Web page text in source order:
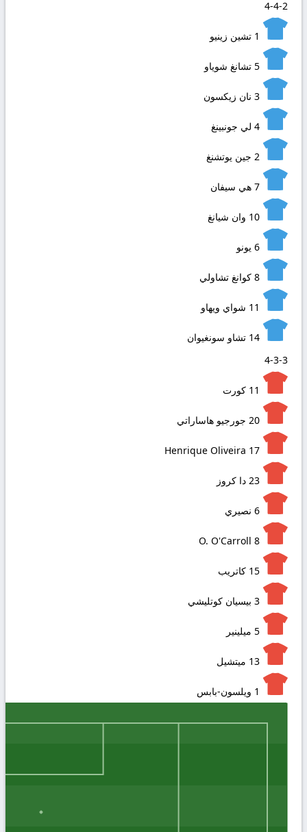
4-4-2
1 تشين زينيو
5 تشانغ شوياو
3 نان زيكسون
4 لي جونبينغ
2 جين يوتشنغ
7 هي سيفان
10 وان شيانغ
6 يونو
8 كوانغ تشاولي
11 شواي ويهاو
14 تشاو سونغيوان
4-3-3
11 كورت
20 جورجيو هاساراتي
17
Henrique Oliveira
23 دا كروز
6 نصيري
8
O. O'Carroll
15 كاتريب
3 بيسيان كوتليشي
5 ميلينير
13 ميتشيل
1 ويلسون-بابس